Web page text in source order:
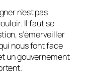
n’est pas
Il faut se
s’émerveiller
nous font face
un gouvernement